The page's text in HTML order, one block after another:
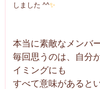
しました ^^✨
本当に素敵なメンバ
毎回思うのは、自分
イミングにも
すべて意味があると